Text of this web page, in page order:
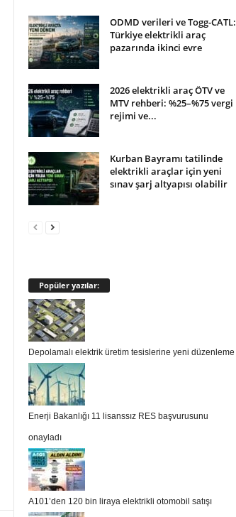
ODMD verileri ve Togg-CATL:
Türkiye elektrikli araç
pazarında ikinci evre
2026 elektrikli araç ÖTV ve
MTV rehberi: %25–%75 vergi
rejimi ve...
Kurban Bayramı tatilinde
elektrikli araçlar için yeni
sınav şarj altyapısı olabilir
Popüler yazılar:
Depolamalı elektrik üretim tesislerine yeni düzenleme
Enerji Bakanlığı 11 lisanssız RES başvurusunu
onayladı
A101’den 120 bin liraya elektrikli otomobil satışı